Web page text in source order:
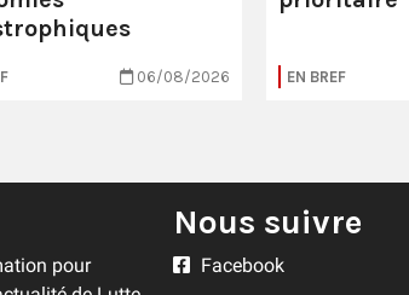
06/08/2026 EN BREF
pour
Nous suivre
Facebook